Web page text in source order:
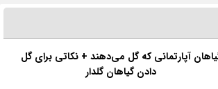
آپارتمانی که گل می‌دهند + نکاتی برای گل
دادن گیاهان گلدار